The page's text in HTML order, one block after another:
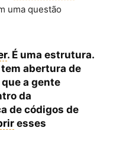
uma questão
. É uma estrutura.
abertura de
a gente
da
de códigos de
esses